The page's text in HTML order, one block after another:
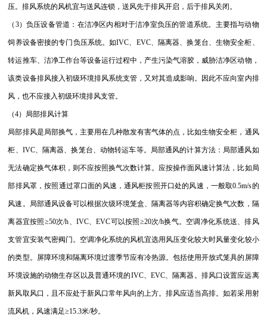
压。排风系统的风机宜与送风连锁，送风先于排风开启，后于排风关闭。
（3）负压设备管道：在洁净区内相对于洁净室负压的管道系统。主要指与动物
饲养设备密接的专门负压系统。如IVC、EVC、隔离器、换笼台、生物安全柜、
转运推车、洁净工作台等设备运行过程中，产生污染气溶胶，威胁洁净区动物，
该类设备排风接入初级环境排风系统支管，又对其造成影响。因此不应向室内排
风，也不应接入初级环境排风支管。
（4）局部排风计算
局部排风是局部换气，主要用在几种散发有害气体的点，比如生物安全柜，通风
柜、IVC、隔离器、换笼台、动物转运车等。局部通风的计算方法：局部通风如
无法确定换气体积，则不应按照换气次数计算。应按操作面风速计算法，比如局
部排风罩，按照通过罩口面的风速，通风柜按照开口处的风速，一般取0.5m/s的
风速。局部通风设备可以根据次级环境笼盒、隔离器等内容积确定换气次数，隔
离器宜按照≥50次/h、IVC、EVC可以按照≥20次/h换气。空调净化系统送、排风
支管宜安装气密阀门。空调净化系统的风机宜选用风压变化较大时风量变化较小
的类型。屏障环境和隔离环境过渡季节应有冷热源。包括使用开放式笼具的屏障
环境设施的动物生存区以及普通环境的IVC、EVC、隔离器。排风口设置应远离
新风取风口，且不应处于新风口常年风向的上方。排风应适当高排。如若采用射
流风机，风速满足≥15.3米/秒。